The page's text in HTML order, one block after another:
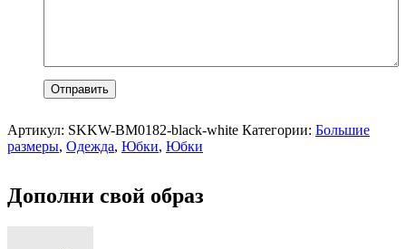
Артикул: SKKW-BM0182-black-white Категории: Большие
размеры, Одежда, Юбки, Юбки
Дополни свой образ